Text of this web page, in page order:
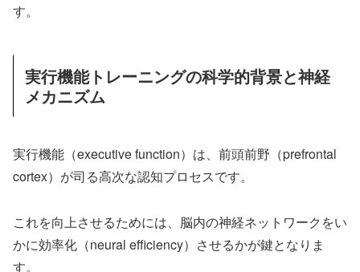
す。
実行機能トレーニングの科学的背景と神経
メカニズム
実行機能（executive function）は、前頭前野（prefrontal
cortex）が司る高次な認知プロセスです。
これを向上させるためには、脳内の神経ネットワークをい
かに効率化（neural efficiency）させるかが鍵となりま
す。